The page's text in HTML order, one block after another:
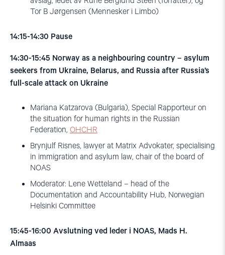
Tor B Jørgensen (Mennesker i Limbo)
14:15-14:30 Pause
14:30-15:45 Norway as a neighbouring country – asylum
seekers from Ukraine, Belarus, and Russia after Russia’s
full-scale attack on Ukraine
Mariana Katzarova (Bulgaria), Special Rapporteur on
the situation for human rights in the Russian
Federation, OHCHR
Brynjulf Risnes, lawyer at Matrix Advokater, specialising
in immigration and asylum law, chair of the board of
NOAS
Moderator: Lene Wetteland – head of the
Documentation and Accountability Hub, Norwegian
Helsinki Committee
15:45-16:00 Avslutning ved leder i NOAS, Mads H.
Almaas